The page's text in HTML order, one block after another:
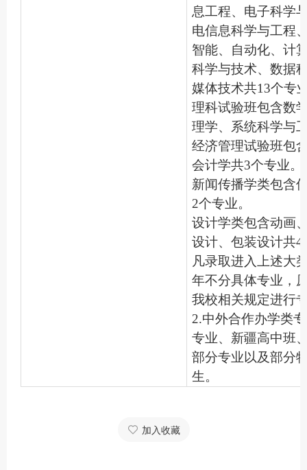
息工程、电子科学
电信息科学与工程
智能、自动化、计
科学与技术、数据
媒体技术共13个专
理科试验班包含数
理学、系统科学与
经济管理试验班包
会计学共3个专业。
新闻传播学类包含
2个专业。
设计学类包含动画
设计、包装设计共4
凡录取进入上述大
年不分具体专业，
我校相关规定进行
2.中外合作办学类
专业、新疆高中班
部分专业以及部分
生。
加入收藏